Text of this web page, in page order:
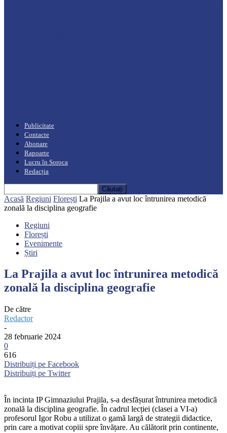
Publicitate
Contacte
Abonare
Rapoarte
Lucru în Soroca
Redacția
Acasă Regiuni Florești La Prajila a avut loc întrunirea metodică
zonală la disciplina geografie
Regiuni
Florești
Evenimente
Știri
La Prajila a avut loc întrunirea metodică
zonală la disciplina geografie
De către
Redactor
-
28 februarie 2024
0
616
Distribuiți pe Facebook
Distribuiți pe Twitter
În incinta IP Gimnaziului Prajila, s-a desfășurat întrunirea metodică
zonală la disciplina geografie. În cadrul lecției (clasei a VI-a)
profesorul Igor Robu a utilizat o gamă largă de strategii didactice,
prin care a motivat copiii spre învățare. Au călătorit prin continente,